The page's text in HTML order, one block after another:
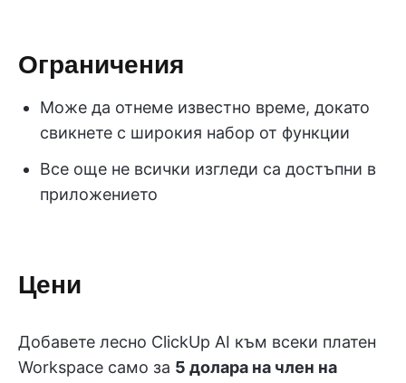
Ограничения
Може да отнеме известно време, докато
свикнете с широкия набор от функции
Все още не всички изгледи са достъпни в
приложението
Цени
Добавете лесно ClickUp AI към всеки платен
Workspace само за 5 долара на член на